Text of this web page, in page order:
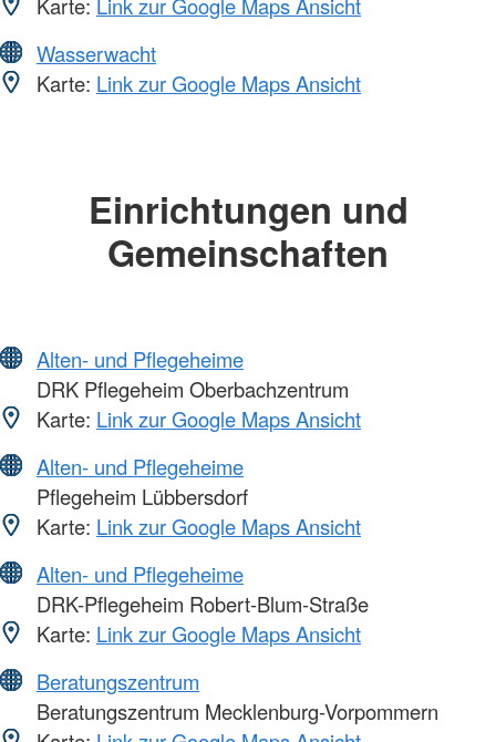
Wasserwacht
Karte: Link zur Google Maps Ansicht
Einrichtungen und
Gemeinschaften
Alten- und Pflegeheime
DRK Pflegeheim Oberbachzentrum
Karte: Link zur Google Maps Ansicht
Alten- und Pflegeheime
Pflegeheim Lübbersdorf
Karte: Link zur Google Maps Ansicht
Alten- und Pflegeheime
DRK-Pflegeheim Robert-Blum-Straße
Karte: Link zur Google Maps Ansicht
Beratungszentrum
Beratungszentrum Mecklenburg-Vorpommern